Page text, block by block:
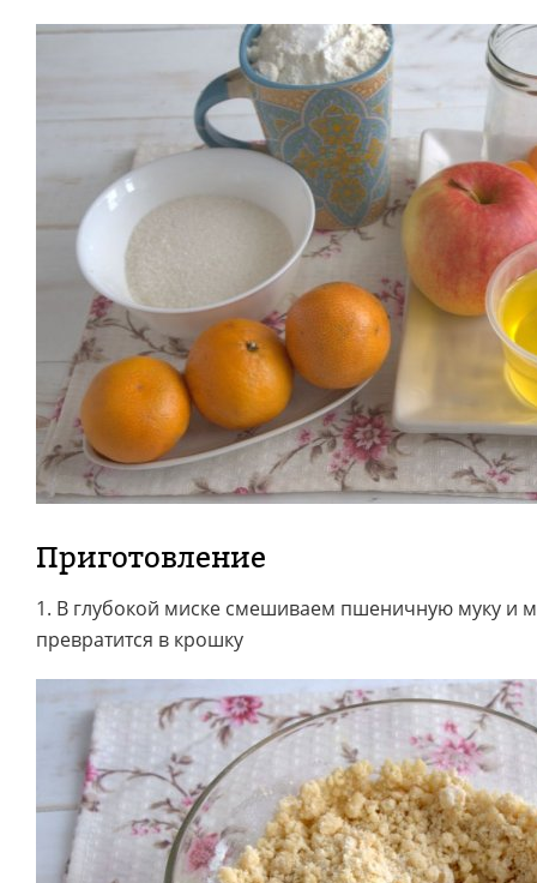
Приготовление
1. В глубокой миске смешиваем пшеничную муку и
превратится в крошку